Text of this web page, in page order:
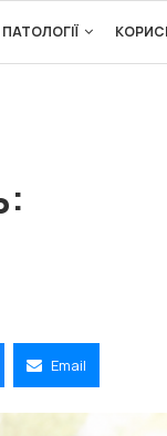
ПАТОЛОГІЇ
Email